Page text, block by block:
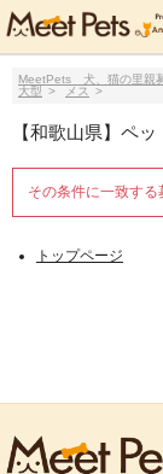
MeetPets 犬、猫の里親
大型
メス
【和歌山県】ペ
その条件に一致する
トップページ